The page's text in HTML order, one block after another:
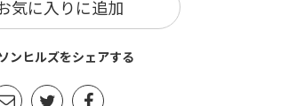
気に入りに追加
ンヒルズをシェアする